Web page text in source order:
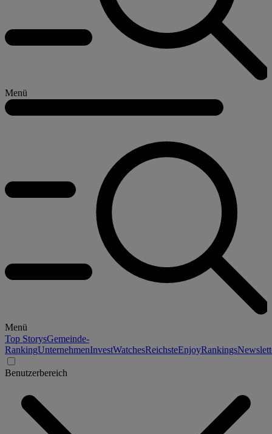
Menü
Menü
Top StorysGemeinde-
RankingUnternehmenInvestWatchesReichsteEnjoyRankings
Benutzerbereich